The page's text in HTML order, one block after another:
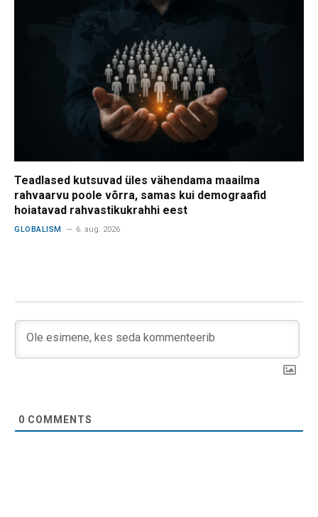
Teadlased kutsuvad üles vähendama maailma
rahvaarvu poole võrra, samas kui demograafid
hoiatavad rahvastikukrahhi eest
GLOBALISM 6. aug. 2026
0 COMMENTS